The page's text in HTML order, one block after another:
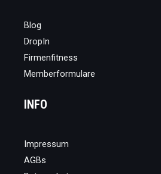
Blog
DropIn
Firmenfitness
Memberformulare
INFO
Impressum
AGBs